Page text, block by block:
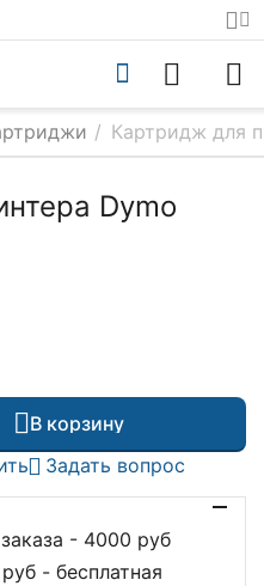
/ Картридж для
Dymo
В корзину
Задать вопрос
- 4000 руб
- бесплатная